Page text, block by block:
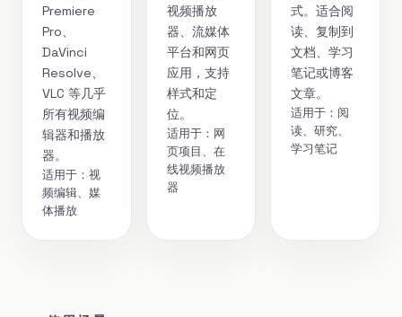
Premiere
Pro、
DaVinci
Resolve、
VLC 等几乎
所有视频编
辑器和播放
器。
适用于：视
频编辑、媒
体播放
视频播放
器、流媒体
平台和网页
应用，支持
样式和定
位。
适用于：网
页项目、在
线视频播放
器
式。适合阅
读、复制到
文档、学习
笔记或博客
文章。
适用于：阅
读、研究、
学习笔记